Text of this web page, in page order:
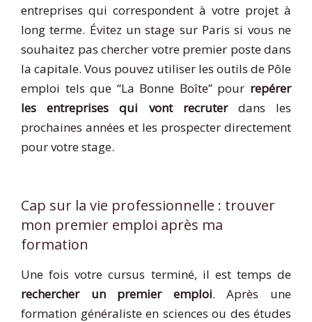
entreprises qui correspondent à votre projet à
long terme. Évitez un stage sur Paris si vous ne
souhaitez pas chercher votre premier poste dans
la capitale. Vous pouvez utiliser les outils de Pôle
emploi tels que “La Bonne Boîte” pour repérer
les entreprises qui vont recruter dans les
prochaines années et les prospecter directement
pour votre stage.
Cap sur la vie professionnelle : trouver
mon premier emploi après ma
formation
Une fois votre cursus terminé, il est temps de
rechercher un premier emploi. Après une
formation généraliste en sciences ou des études